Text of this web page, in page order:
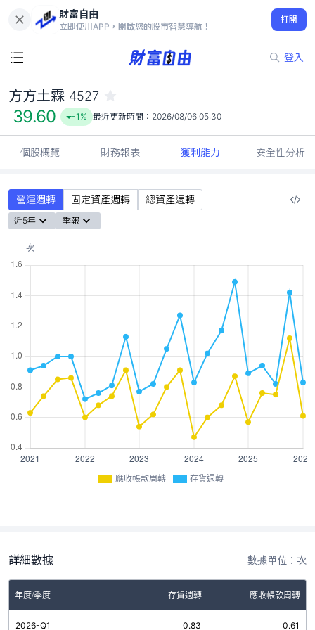
財富自由
立即使用APP，開啟您的股市智慧導航！
打開
登入
39.60
-1%
方方土霖 4527
39.60 -1% 最近更新時間： 2026/08/06 05:30
個股概覽 財務報表 獲利能力 安全性分析
營運週轉 固定資產週轉 總資產週轉
近5年 季報
應收帳款周轉 存貨週轉
詳細數據 數據單位：次
年度/季度 存貨週轉 應收帳款周轉
2026-Q1 0.83 0.61